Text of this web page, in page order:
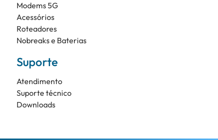
Modems 5G
Acessórios
Roteadores
Nobreaks e Baterias
Suporte
Atendimento
Suporte técnico
Downloads